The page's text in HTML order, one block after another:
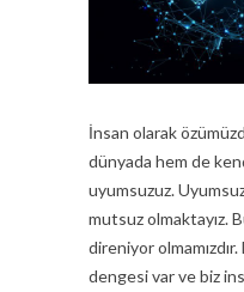
İnsan olarak
dünyada hem de
uyumsuzuz.
mutsuz olmaktayız.
direniyor
dengesi var ve biz